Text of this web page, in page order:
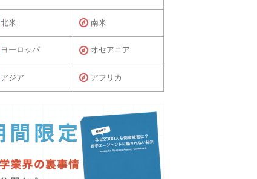
北米 南米
ヨーロッパ オセアニア
アジア アフリカ